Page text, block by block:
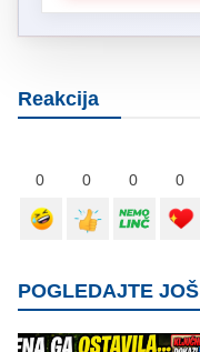
Reakcija
0 0 0 0
POGLEDAJTE JOŠ